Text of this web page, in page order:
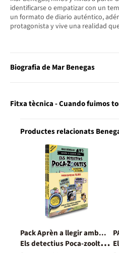
identificarse o empatizar con un
un formato de diario auténtico,
protagonista y vive una realidad
Biografia de Mar Benegas
Fitxa tècnica - Cuando fuimos
Productes relacionats
Pack Aprèn a llegir amb...
Els detectius Poca-zooltes!